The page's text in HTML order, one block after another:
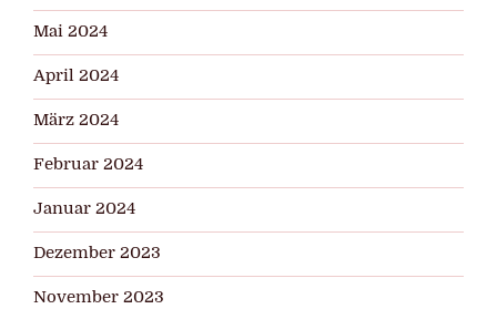
Mai 2024
April 2024
März 2024
Februar 2024
Januar 2024
Dezember 2023
November 2023